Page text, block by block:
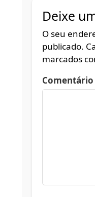
Deixe
O seu
publicado.
marcados
Comentário